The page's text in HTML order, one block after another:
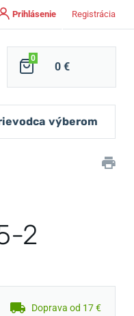
Prihlásenie Registrácia
0
0 €
výberom
2
Doprava od 17 €